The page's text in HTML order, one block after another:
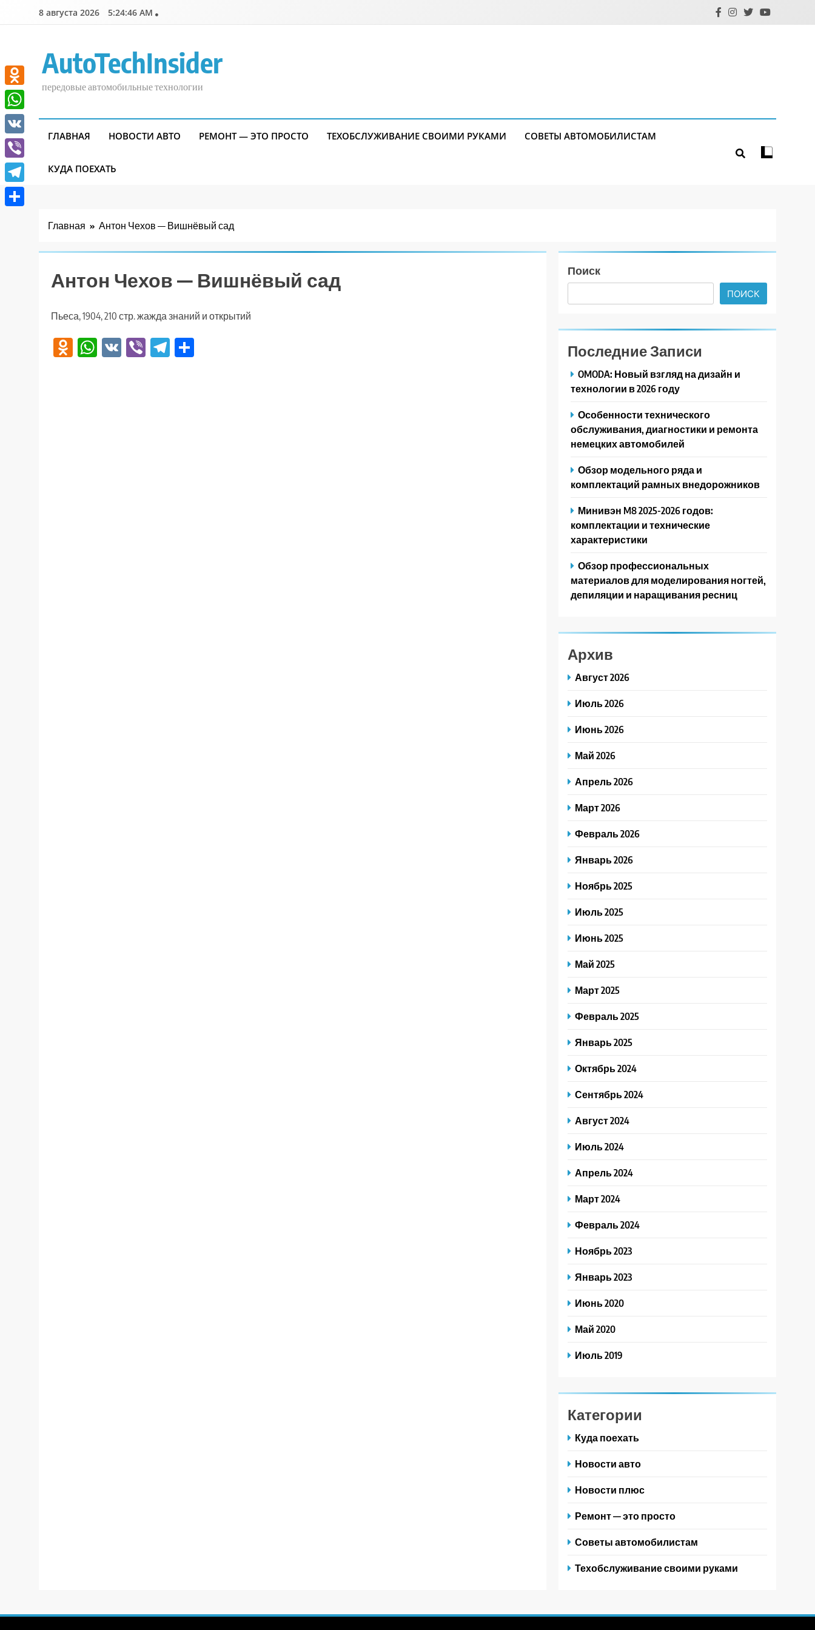
8 августа 2026 5:24:47 AM
AutoTechInsider
передовые автомобильные технологии
ГЛАВНАЯ НОВОСТИ АВТО РЕМОНТ — ЭТО ПРОСТО ТЕХОБСЛУЖИВАНИЕ СВОИМИ РУКАМИ СОВЕТЫ АВТОМОБИЛИСТАМ
КУДА ПОЕХАТЬ
Главная Антон Чехов — Вишнёвый сад
Антон Чехов — Вишнёвый сад
Пьеса, 1904, 210 стр. жажда знаний и открытий
Odnoklassniki
WhatsApp
VK ViberTelegram
Поиск
ПОИСК
Последние Записи
OMODA: Новый взгляд на дизайн и
технологии в 2026 году
Особенности технического
обслуживания, диагностики и ремонта
немецких автомобилей
Обзор модельного ряда и
комплектаций рамных внедорожников
Минивэн M8 2025-2026 годов:
комплектации и технические
характеристики
Обзор профессиональных
материалов для моделирования ногтей,
депиляции и наращивания ресниц
Архив
Август 2026
Июль 2026
Июнь 2026
Май 2026
Апрель 2026
Март 2026
Февраль 2026
Январь 2026
Ноябрь 2025
Июль 2025
Июнь 2025
Май 2025
Март 2025
Февраль 2025
Январь 2025
Октябрь 2024
Сентябрь 2024
Август 2024
Июль 2024
Апрель 2024
Март 2024
Февраль 2024
Ноябрь 2023
Январь 2023
Июнь 2020
Май 2020
Июль 2019
Категории
Куда поехать
Новости авто
Новости плюс
Ремонт — это просто
Советы автомобилистам
Техобслуживание своими руками
Odnoklassniki
WhatsApp
VK
Viber
Telegram